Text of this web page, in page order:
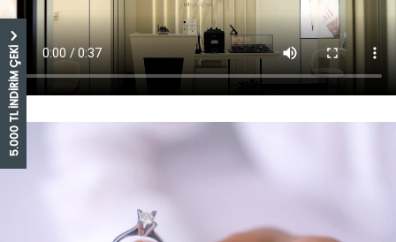
5.000 TL İNDİRİM ÇEKİ